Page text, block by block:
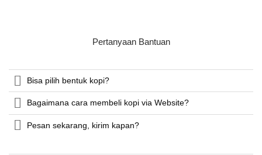
Pertanyaan Bantuan
Bisa pilih bentuk kopi?
Bagaimana cara membeli kopi via Website?
Pesan sekarang, kirim kapan?